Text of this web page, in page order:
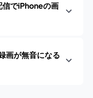
でiPhoneの画
画が無音になる